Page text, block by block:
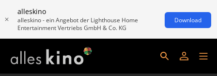
alleskino
alleskino - ein Angebot der Lighthouse Home
Entertainment Vertriebs GmbH & Co. KG
Download